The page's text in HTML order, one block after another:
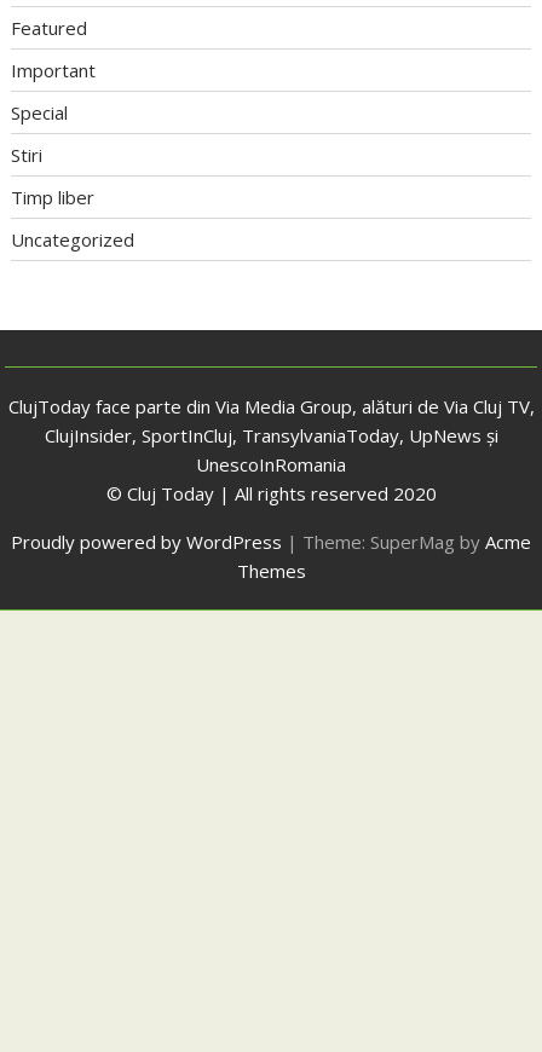
Featured
Important
Special
Stiri
Timp liber
Uncategorized
ClujToday face parte din Via Media Group, alături de Via Cluj TV,
ClujInsider, SportInCluj, TransylvaniaToday, UpNews și
UnescoInRomania
© Cluj Today | All rights reserved 2020
Proudly powered by WordPress | Theme: SuperMag by Acme
Themes